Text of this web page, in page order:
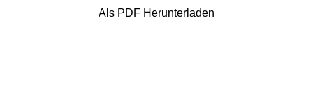
Als PDF Herunterladen